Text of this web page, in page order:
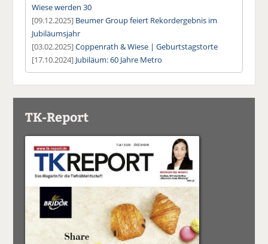
Wiese werden 30
[09.12.2025] Beumer Group feiert Rekordergebnis im
Jubiläumsjahr
[03.02.2025]Coppenrath & Wiese | Geburtstagstorte
[17.10.2024] Jubiläum: 60 Jahre Metro
TK-Report